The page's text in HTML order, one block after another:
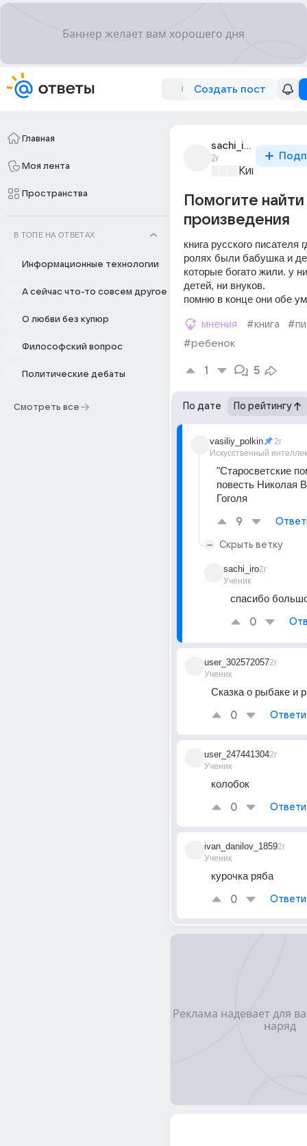
Создать пост
Главная
Моя лента
Пространства
В ТОПЕ НА ОТВЕТАХ
Информационные технологии
А сейчас что-то совсем другое
О любви без купюр
Философский вопрос
Политические дебаты
Смотреть все
sachi_iro
2г
Киномания
Помогите найти
произведения
книга русского писателя
ролях были бабушка и
которые богато жили. у
детей, ни внуков.
помню в конце они обе
мнения #книга
#ребенок
1 5
По дате По рейтингу
vasiliy_polkin
Искусственный
2г
"Старосветские
повесть Николая
Гоголя
9
Скрыть ветку
sachi_iro
Ученик
2г
спасибо
0
user_302572057
Ученик
2г
Сказка о рыбаке и
0
user_247441304
Ученик
2г
колобок
0
ivan_danilov_1859
Ученик
2г
курочка ряба
0